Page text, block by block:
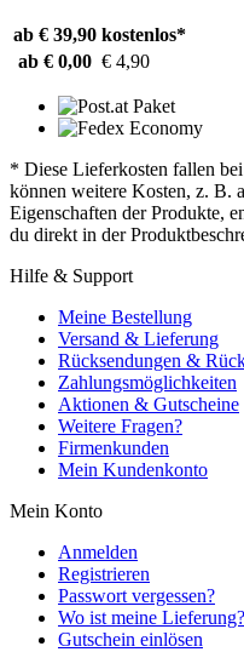
ab € 39,90 kostenlos*
ab € 0,00 € 4,90
* Diese Lieferkosten fallen
können weitere Kosten, z. B.
Eigenschaften der Produkte,
du direkt in der
Hilfe & Support
Meine Bestellung
Versand & Lieferung
Rücksendungen &
Zahlungsmöglichkeiten
Aktionen & Gutscheine
Weitere Fragen?
Firmenkunden
Mein Kundenkonto
Mein Konto
Anmelden
Registrieren
Passwort vergessen?
Wo ist meine Lieferung?
Gutschein einlösen